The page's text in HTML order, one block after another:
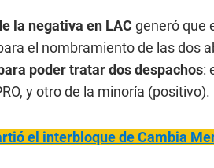
la negativa en LAC generó que
el nombramiento de las dos
poder tratar dos despachos:
y otro de la minoría (positivo).
el interbloque de Cambia